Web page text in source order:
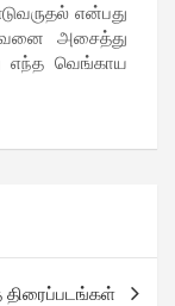
என்பது
அசைத்து
எந்த வெங்காய